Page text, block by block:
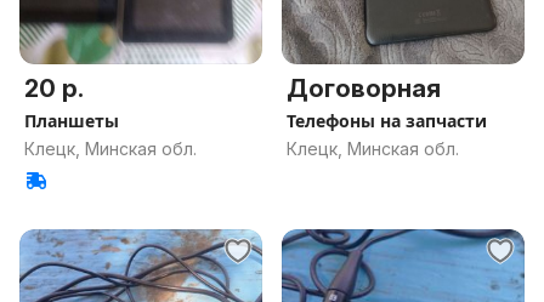
20 р.
Планшеты
Клецк, Минская обл.
Договорная
Телефоны на запчасти
Клецк, Минская обл.